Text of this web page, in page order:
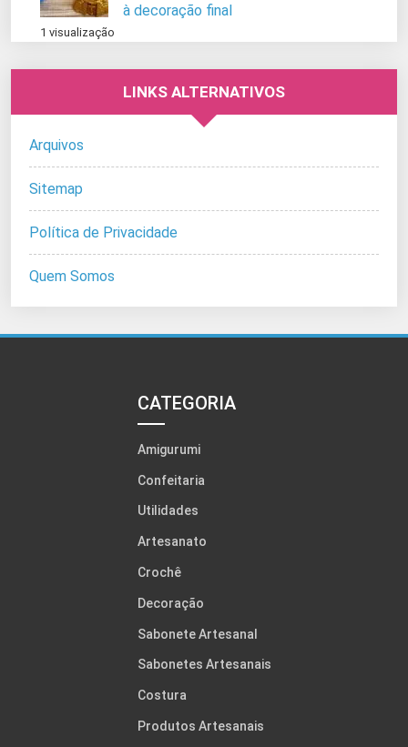
à decoração final
1 visualização
LINKS ALTERNATIVOS
Arquivos
Sitemap
Política de Privacidade
Quem Somos
CATEGORIA
Amigurumi
Confeitaria
Utilidades
Artesanato
Crochê
Decoração
Sabonete Artesanal
Sabonetes Artesanais
Costura
Produtos Artesanais